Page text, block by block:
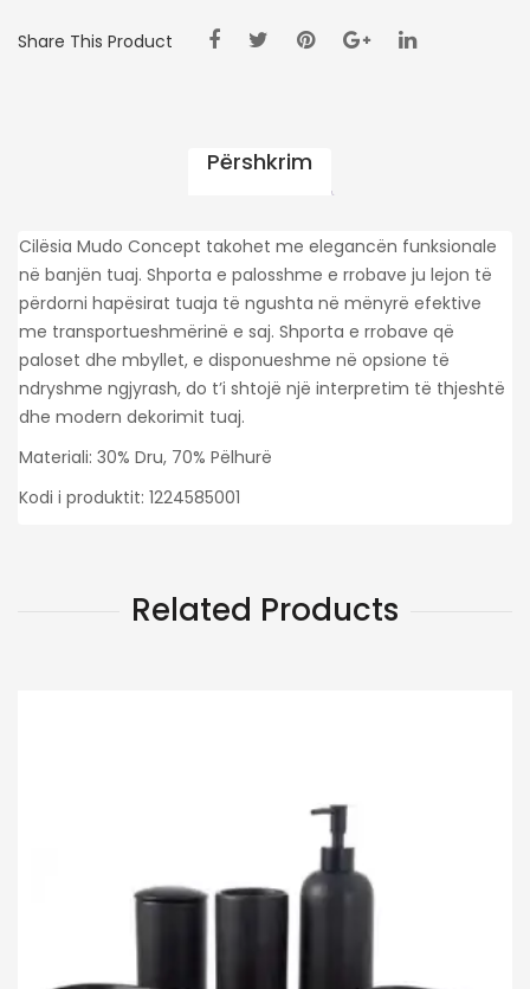
Share This Product
Përshkrim
Cilësia Mudo Concept takohet me elegancën funksionale
në banjën tuaj. Shporta e palosshme e rrobave ju lejon të
përdorni hapësirat tuaja të ngushta në mënyrë efektive
me transportueshmërinë e saj. Shporta e rrobave që
paloset dhe mbyllet, e disponueshme në opsione të
ndryshme ngjyrash, do t’i shtojë një interpretim të thjeshtë
dhe modern dekorimit tuaj.
Materiali: 30% Dru, 70% Pëlhurë
Kodi i produktit: 1224585001
Related Products